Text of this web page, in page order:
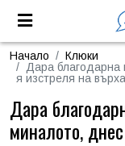
Начало
Клюки
Дара благодарна
я изстреля на върха
Дара
миналото,